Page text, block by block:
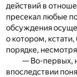
действий в
пресекал любые
обсуждения
о котором,
порядке,
— Во-первых,
впоследствии